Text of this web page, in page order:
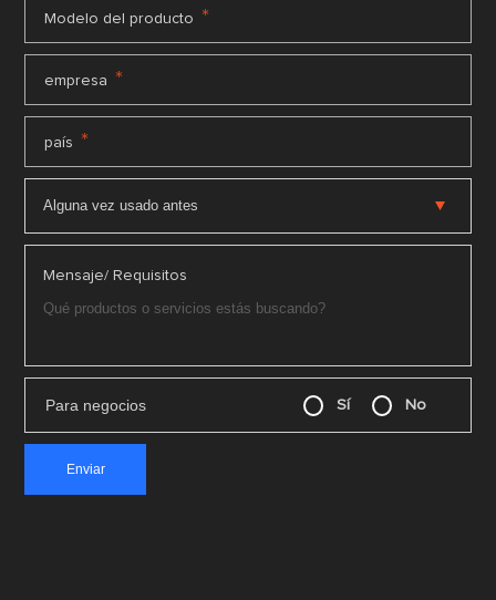
Modelo del producto *
empresa *
país *
Mensaje/ Requisitos
Para negocios Sí No